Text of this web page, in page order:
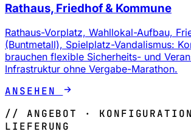
Rathaus, Friedhof & Kommune
Rathaus-Vorplatz, Wahllokal-Aufbau,
(Buntmetall), Spielplatz-Vandalismus:
brauchen flexible Sicherheits- und
Infrastruktur ohne Vergabe-Marathon.
ANSEHEN
// ANGEBOT ·
LIEFERUNG